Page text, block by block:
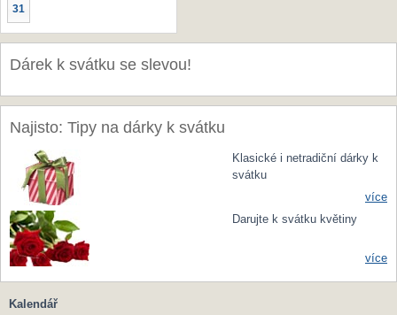
31
Dárek k svátku se slevou!
Najisto: Tipy na dárky k svátku
Klasické i netradiční dárky k
svátku
více
Darujte k svátku květiny
více
Kalendář